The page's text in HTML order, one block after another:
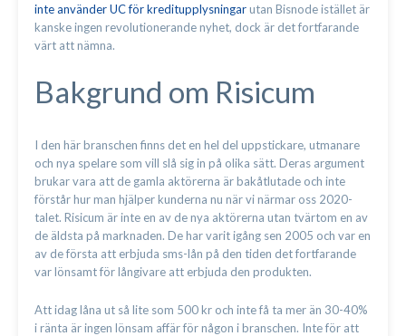
inte använder UC för kreditupplysningarutan Bisnode istället är
kanske ingen revolutionerande nyhet, dock är det fortfarande
värt att nämna.
Bakgrund om Risicum
I den här branschen finns det en hel del uppstickare, utmanare
och nya spelare som vill slå sig in på olika sätt. Deras argument
brukar vara att de gamla aktörerna är bakåtlutade och inte
förstår hur man hjälper kunderna nu när vi närmar oss 2020-
talet. Risicum är inte en av de nya aktörerna utan tvärtom en av
de äldsta på marknaden. De har varit igång sen 2005 och var en
av de första att erbjuda sms-lån på den tiden det fortfarande
var lönsamt för långivare att erbjuda den produkten.
Att idag låna ut så lite som 500 kr och inte få ta mer än 30-40%
i ränta är ingen lönsam affär för någon i branschen. Inte för att